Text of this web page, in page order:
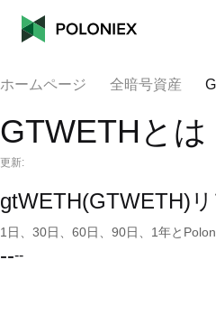
ホームページ 全暗号資産
GTWETHとは
更新:
gtWETH(GTWETH)
1日、30日、60日、90日、1年と
----